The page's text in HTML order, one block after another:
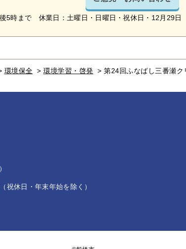
5時まで 休業日：土曜日・日曜日・祝休日・12月29日
環境保全 > 環境学習・啓発 > 第24回ふなばし三番瀬
）
祝休日・年末年始を除く）